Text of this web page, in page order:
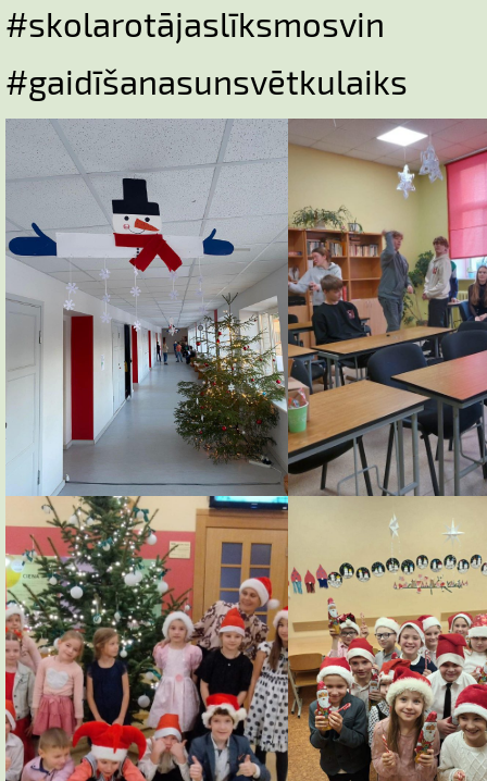
#skolarotājaslīksmosvin
#gaidīšanasunsvētkulaiks